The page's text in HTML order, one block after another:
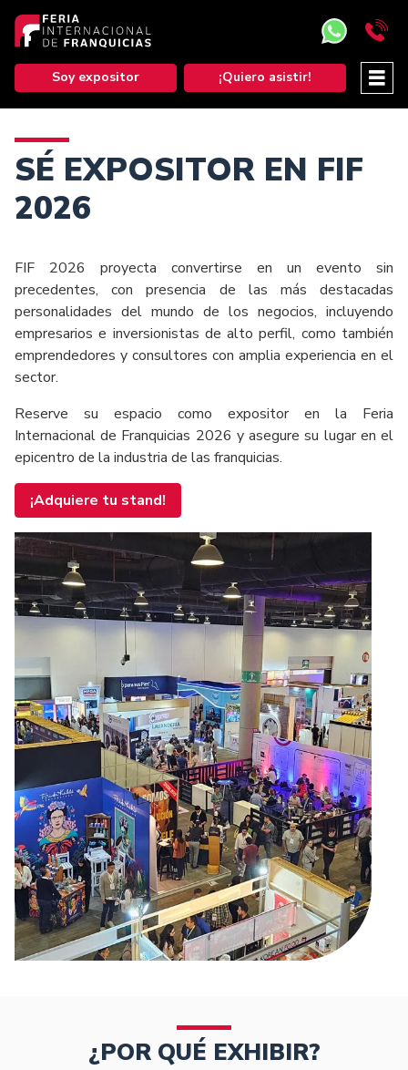
Soy expositor ¡Quiero asistir!
SÉ EXPOSITOR EN FIF
2026
FIF 2026 proyecta convertirse en un evento sin
precedentes, con presencia de las más destacadas
personalidades del mundo de los negocios, incluyendo
empresarios e inversionistas de alto perfil, como también
emprendedores y consultores con amplia experiencia en el
sector.
Reserve su espacio como expositor en la Feria
Internacional de Franquicias 2026 y asegure su lugar en el
epicentro de la industria de las franquicias.
¡Adquiere tu stand!
¿POR QUÉ EXHIBIR?